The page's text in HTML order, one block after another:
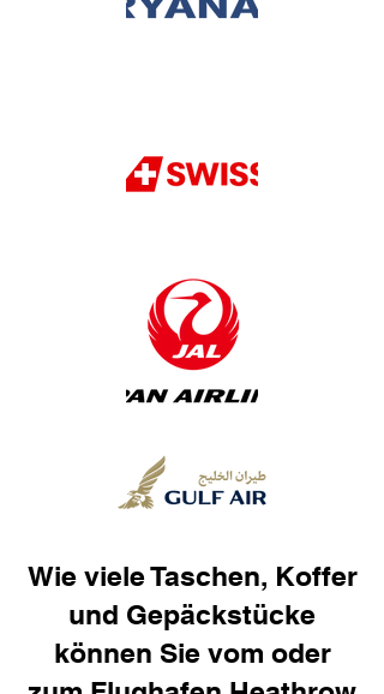
Wie viele Taschen, Koffer
und Gepäckstücke
können Sie vom oder